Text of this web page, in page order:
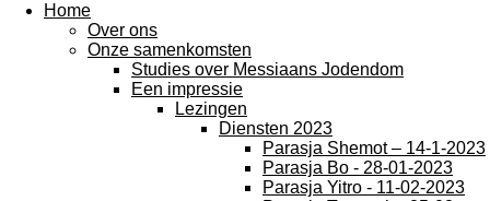
Home
Over ons
Onze samenkomsten
Studies over Messiaans Jodendom
Een impressie
Lezingen
Diensten 2023
Parasja Shemot – 14-1-2023
Parasja Bo - 28-01-2023
Parasja Yitro - 11-02-2023